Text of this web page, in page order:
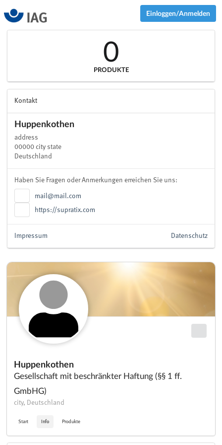
Einloggen/Anmelden
Huppenkothen
Gesellschaft mit beschränkter Haftung (§§ 1 ff.
GmbHG)
city, Deutschland
Start Info Produkte
0
PRODUKTE
Kontakt
Huppenkothen
address
00000 city state
Deutschland
Haben Sie Fragen oder Anmerkungen erreichen Sie uns:
mail@mail.com
https://supratix.com
Datenschutz
Impressum